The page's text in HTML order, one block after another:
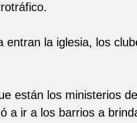
entran la iglesia, los
están los ministerios
a ir a los barrios a